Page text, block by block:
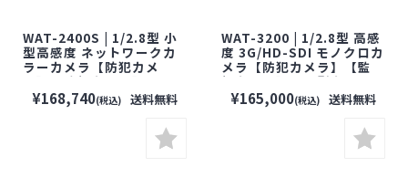
WAT-2400S | 1/2.8型 小
型高感度 ネットワークカ
ラーカメラ【防犯カメ
ラ】【監視カメラ】【小
型カメラ】【セキュリティ
ーカメラ】【WATEC】
¥168,740(税込) 送料無料
WAT-3200 | 1/2.8型 高感
度 3G/HD-SDI モノクロカ
メラ【防犯カメラ】【監
視カメラ】【小型カメ
ラ】【セキュリティーカメ
ラ】【WATEC】【ワテッ
¥165,000(税込) 送料無料